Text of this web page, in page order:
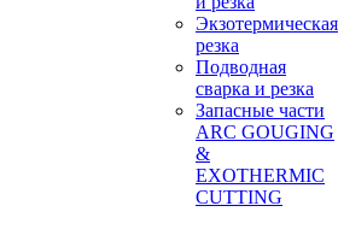
Экзотермическая
резка
Подводная
сварка и резка
Запасные части
ARC GOUGING
&
EXOTHERMIC
CUTTING